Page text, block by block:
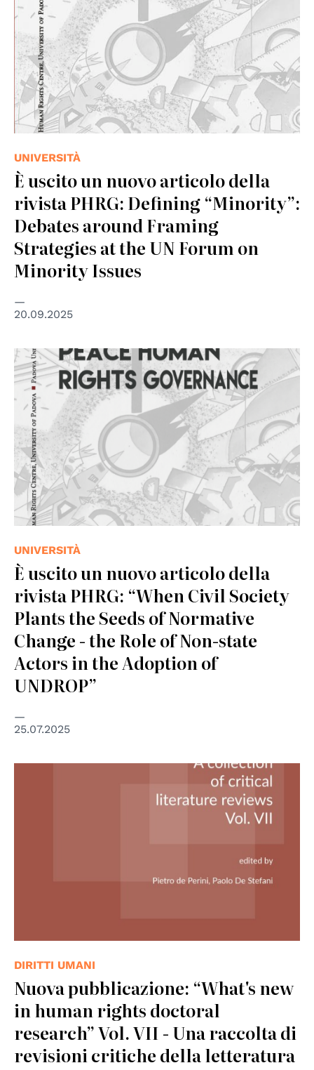
UNIVERSITÀ
È uscito un nuovo articolo della
rivista PHRG: Defining “Minority”:
Debates around Framing
Strategies at the UN Forum on
Minority Issues
20.09.2025
UNIVERSITÀ
È uscito un nuovo articolo della
rivista PHRG: “When Civil Society
Plants the Seeds of Normative
Change - the Role of Non-state
Actors in the Adoption of
UNDROP”
25.07.2025
DIRITTI UMANI
Nuova pubblicazione: “What's new
in human rights doctoral
research” Vol. VII - Una raccolta di
revisioni critiche della letteratura